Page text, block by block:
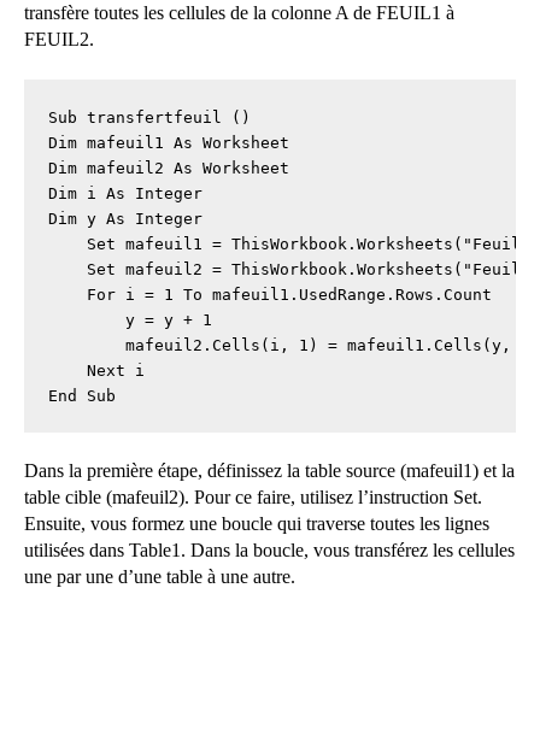
transfère toutes les cellules de la colonne A de FEUIL1 à
FEUIL2.
Sub transfertfeuil ()
Dim mafeuil1 As Worksheet
Dim mafeuil2 As Worksheet
Dim i As Integer
Dim y As Integer
Set mafeuil1 =
Set mafeuil2 =
For i = 1 To mafeuil1.UsedRange.Rows.Count
y = y + 1
mafeuil2.Cells(i, 1) = mafeuil1.Cells(y, 1)
Next i
End Sub
Dans la première étape, définissez la table source (mafeuil1) et la
table cible (mafeuil2). Pour ce faire, utilisez l’instruction Set.
Ensuite, vous formez une boucle qui traverse toutes les lignes
utilisées dans Table1. Dans la boucle, vous transférez les cellules
une par une d’une table à une autre.